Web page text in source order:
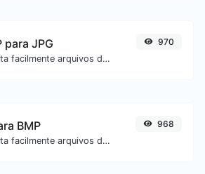
para JPG
Converta facilmente arquivos de imagem WEBP para JPG.
970
BMP
Converta facilmente arquivos de imagem GIF para BMP.
968